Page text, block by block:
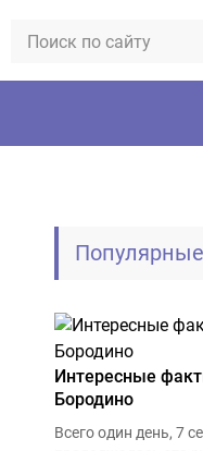
Интересные
Бородино
Всего один день, 7